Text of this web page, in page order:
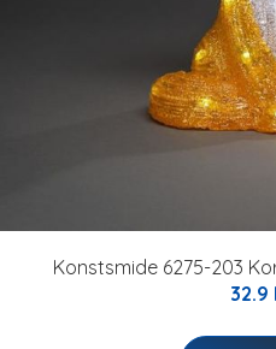
Konstsmide 6275-203
32.9